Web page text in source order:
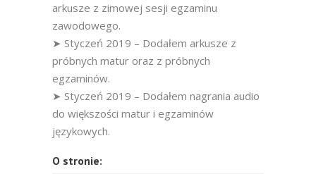
arkusze z zimowej sesji egzaminu
zawodowego.
➤ Styczeń 2019 – Dodałem arkusze z
próbnych matur oraz z próbnych
egzaminów.
➤ Styczeń 2019 – Dodałem nagrania audio
do większości matur i egzaminów
językowych.
O stronie: